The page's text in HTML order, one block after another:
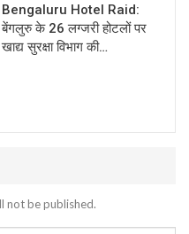
Bengaluru Hotel Raid:
बेंगलुरु के 26 लग्जरी होटलों पर
खाद्य सुरक्षा विभाग की…
not be published.